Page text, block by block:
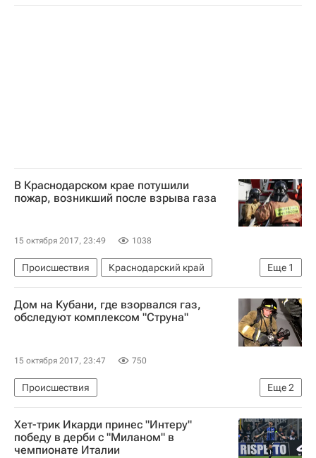
Чемпионат Испании по футболу
Бетис
В Краснодарском крае потушили
пожар, возникший после взрыва газа
15 октября 2017, 23:49 1038
Еще 1
Происшествия
Краснодарский край
ГУМЧС по Краснодарскому краю
Дом на Кубани, где взорвался газ,
обследуют комплексом "Струна"
15 октября 2017, 23:47 750
Еще2
Происшествия
ГУМЧС по Краснодарскому краю
Краснодарский край
Хет-трик Икарди принес "Интеру"
победу в дерби с "Миланом" в
чемпионате Италии